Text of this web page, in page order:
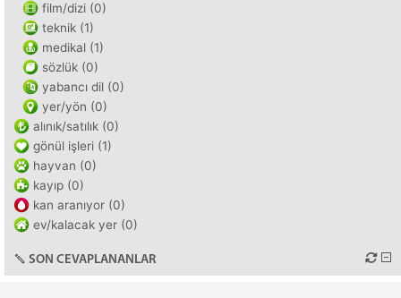
film/dizi (0)
teknik (1)
medikal (1)
sözlük (0)
yabancı dil (0)
yer/yön (0)
alınık/satılık (0)
gönül işleri (1)
hayvan (0)
kayıp (0)
kan aranıyor (0)
ev/kalacak yer (0)
SON CEVAPLANANLAR